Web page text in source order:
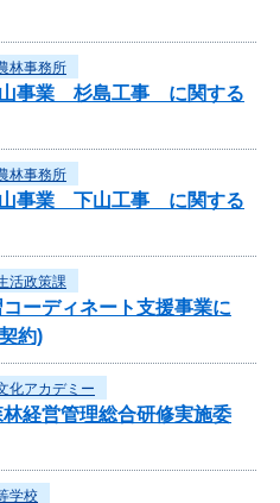
林事務所
山事業 杉島工事 に関する
林事務所
山事業 下山工事 に関する
活政策課
ーディネート支援事業に
約)
化アカデミー
林経営管理総合研修実施委
学校